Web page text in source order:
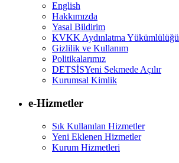
English
Hakkımızda
Yasal Bildirim
KVKK Aydınlatma Yükümlülüğü
Gizlilik ve Kullanım
Politikalarımız
DETSİSYeni Sekmede Açılır
Kurumsal Kimlik
e-Hizmetler
Sık Kullanılan Hizmetler
Yeni Eklenen Hizmetler
Kurum Hizmetleri